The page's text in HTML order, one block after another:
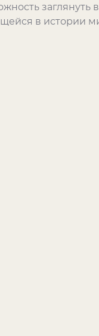
заглянуть
в истории